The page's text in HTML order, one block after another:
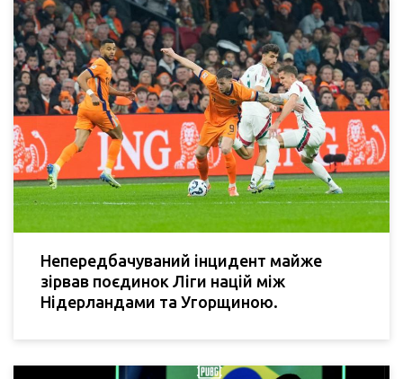
Непередбачуваний інцидент майже
зірвав поєдинок Ліги націй між
Нідерландами та Угорщиною.